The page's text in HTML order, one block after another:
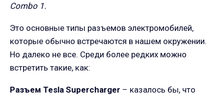
Combo 1.
Это основные типы разъемов электромобилей,
которые обычно встречаются в нашем окружении.
Но далеко не все. Среди более редких можно
встретить такие, как:
Разъем Tesla Supercharger – казалось бы, что